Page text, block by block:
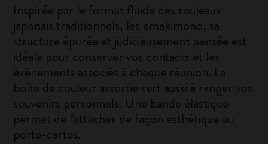
Inspirée par le format fluide des rouleaux
japonais traditionnels, les emakimono, sa
structure épurée et judicieusement pensée est
idéale pour conserver vos contacts et les
événements associés à chaque réunion. La
boîte de couleur assortie sert aussi à ranger vos
souvenirs personnels. Une bande élastique
permet de l'attacher de façon esthétique au
porte-cartes.